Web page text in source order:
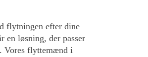
flytningen efter dine
en løsning, der passer
Vores flyttemænd i